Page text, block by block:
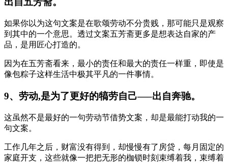
如果你以为这句文案是在歌颂劳动不分贵贱，那可能只是观察
到其中的一个意思。透过文案五芳斋更多是想表达自家的产
品，是用匠心打造的。
因为在五芳斋看来，最小的责任和最大的责任一样重，即使是
像包粽子这样生活中极其平凡的一件事情。
9、劳动,是为了更好的犒劳自己—–出自奔驰。
这虽然不是最好的一句劳动节借势文案，却是最能打动我的一
句文案。
工作几年之后，财富没有得到，却慢慢有了房贷，每月固定的
家庭开支，这些就像一把把无形的枷锁时刻束缚着我，束缚着